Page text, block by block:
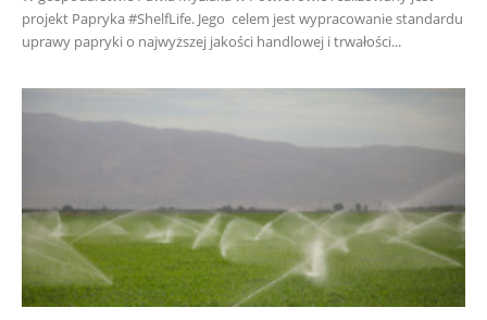
projekt Papryka #ShelfLife. Jego celem jest wypracowanie standardu
uprawy papryki o najwyższej jakości handlowej i trwałości...